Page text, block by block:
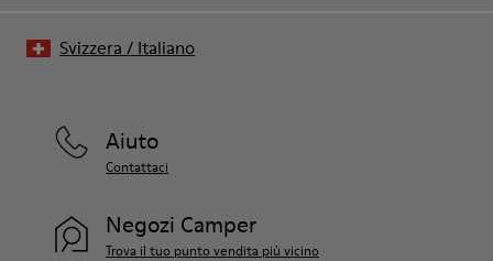
Aiuto
Contattaci
Negozi Camper
Trova il tuo punto vendita più vicino
Svizzera / Italiano